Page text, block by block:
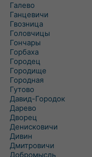
Галево
Ганцевичи
Гвозница
Головчицы
Гончары
Горбаха
Городец
Городище
Городная
Гутово
Давид-Городок
Дарево
Дворец
Денисковичи
Дивин
Дмитровичи
Добромысль